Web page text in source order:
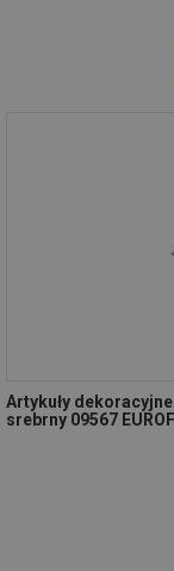
Artykuły
srebrny 09567